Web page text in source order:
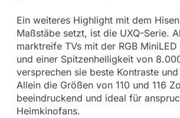
Ein weiteres Highlight mit dem
Maßstäbe setzt, ist die UXQ-Serie.
marktreife TVs mit der RGB
und einer Spitzenhelligkeit von
versprechen sie beste Kontraste
Allein die Größen von 110 und 116
beeindruckend und ideal für
Heimkinofans.